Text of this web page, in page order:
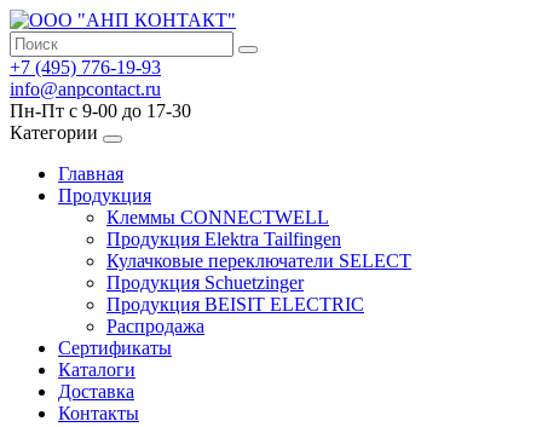
+7 (495) 776-19-93
info@anpcontact.ru
Пн-Пт с 9-00 до 17-30
Категории
Главная
Продукция
Клеммы CONNECTWELL
Продукция Elektra Tailfingen
Кулачковые переключатели SELECT
Продукция Schuetzinger
Продукция BEISIT ELECTRIC
Распродажа
Сертификаты
Каталоги
Доставка
Контакты